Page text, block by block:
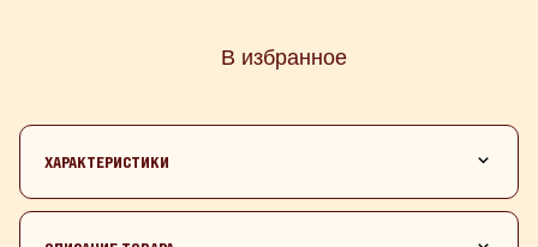
В избранное
ХАРАКТЕРИСТИКИ